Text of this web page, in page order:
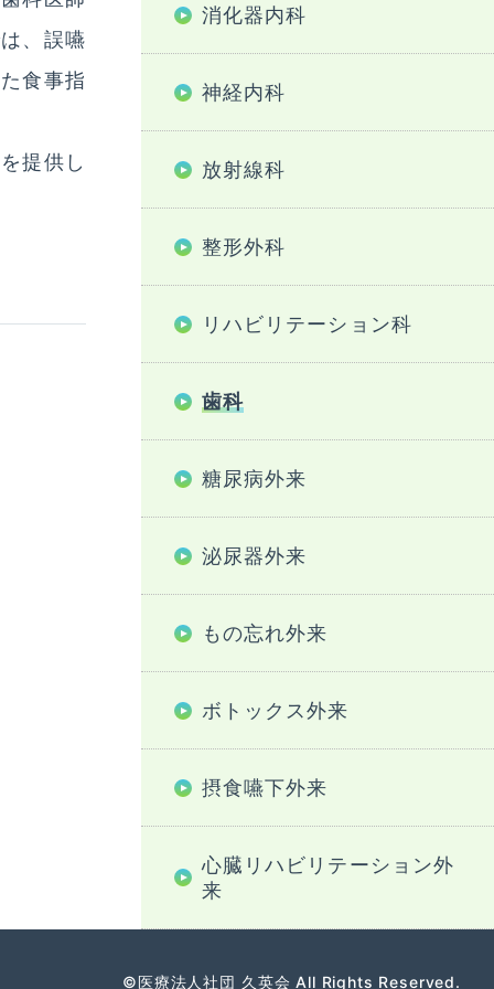
、誤嚥
食事指
提供し
消化器内科
神経内科
放射線科
整形外科
リハビリテーション科
歯科
糖尿病外来
泌尿器外来
もの忘れ外来
ボトックス外来
摂食嚥下外来
心臓リハビリテーション外
来
©医療法人社団 久英会 All Rights Reserved.